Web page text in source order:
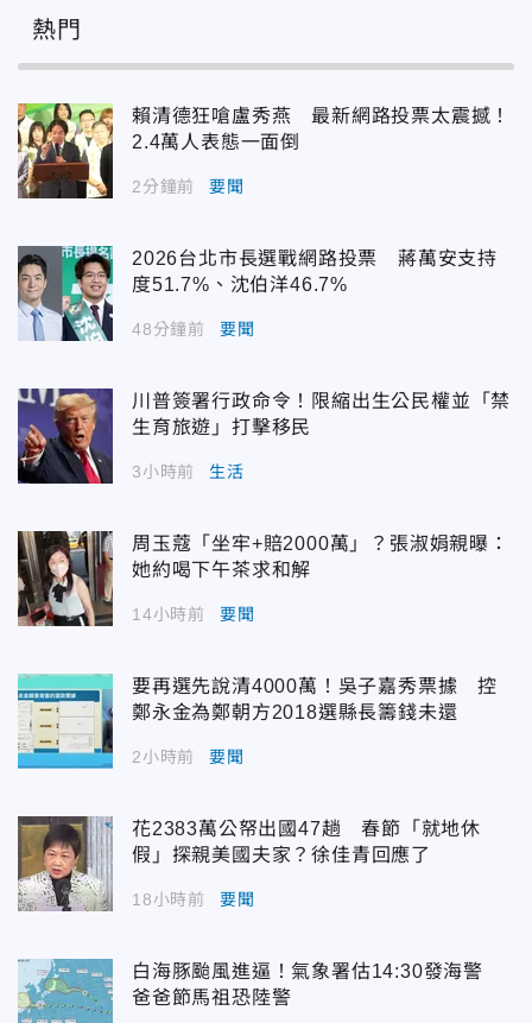
熱門
賴清德狂嗆盧秀燕 最新網路投票太震撼！
2.4萬人表態一面倒
2分鐘前 要聞
2026台北市長選戰網路投票 蔣萬安支持
度51.7%、沈伯洋46.7%
48分鐘前 要聞
川普簽署行政命令！限縮出生公民權並「禁
生育旅遊」打擊移民
3小時前 生活
周玉蔻「坐牢+賠2000萬」？張淑娟親曝：
她約喝下午茶求和解
14小時前 要聞
要再選先說清4000萬！吳子嘉秀票據 控
鄭永金為鄭朝方2018選縣長籌錢未還
2小時前 要聞
花2383萬公帑出國47趟 春節「就地休
假」探親美國夫家？徐佳青回應了
18小時前 要聞
白海豚颱風進逼！氣象署估14:30發海警
爸爸節馬祖恐陸警